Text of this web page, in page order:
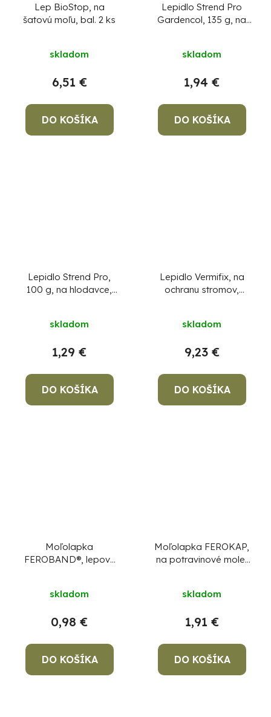
Lep BioStop, na
šatovú moľu, bal. 2 ks
skladom
6,51 €
DO KOŠÍKA
Lepidlo Strend Pro
Gardencol, 135 g, na
skladom
1,94 €
DO KOŠÍKA
Lepidlo Strend Pro,
100 g, na hlodavce,
skladom
1,29 €
DO KOŠÍKA
Lepidlo Vermifix, na
ochranu stromov,
skladom
9,23 €
DO KOŠÍKA
Moľolapka
FEROBAND®, lepový
skladom
0,98 €
DO KOŠÍKA
Moľolapka FEROKAP,
na potravinové mole,
skladom
1,91 €
DO KOŠÍKA